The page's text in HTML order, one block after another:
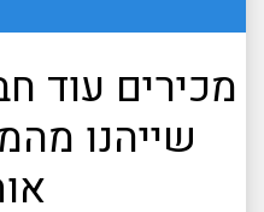
מכירים עוד
שייהנו